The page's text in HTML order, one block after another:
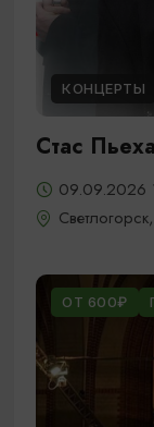
КОНЦЕРТЫ
Стас Пьеха
09.09.2026
ОТ 600₽